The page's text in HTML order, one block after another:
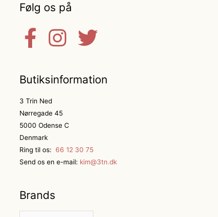
Følg os på
Butiksinformation
3 Trin Ned
Nørregade 45
5000 Odense C
Denmark
Ring til os:
66 12 30 75
Send os en e-mail: kim@3tn.dk
Brands